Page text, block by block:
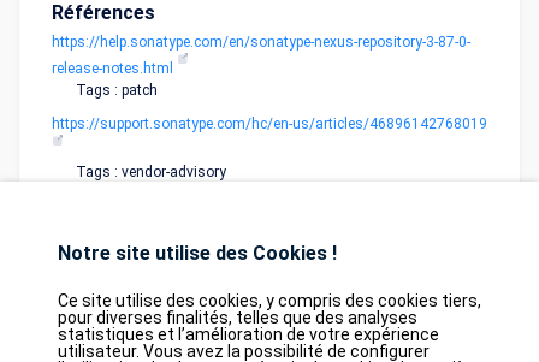
Références
https://help.sonatype.com/en/sonatype-nexus-repository-3-87-0-
release-notes.html
Tags : patch
https://support.sonatype.com/hc/en-us/articles/46896142768019
Tags : vendor-advisory
Database GDPR Contact Purchase
Notre site utilise des Cookies !
Ce site utilise des cookies, y compris des cookies tiers,
pour diverses finalités, telles que des analyses
statistiques et l’amélioration de votre expérience
utilisateur. Vous avez la possibilité de configurer